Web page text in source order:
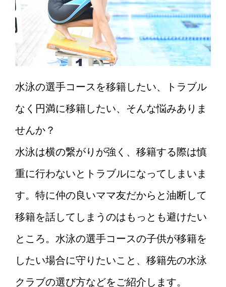
水泳の選手コースを移籍したい、トラブル
なく円満に移籍したい、そんな悩みありま
せんか？
水泳は横の繋がりが強く、移籍する際は慎
重に行わないとトラブルになってしまいま
す。特に仲の良いママ友だからと油断して
移籍を話してしまうのはもっとも避けたい
ところ。水泳の選手コースの子供が移籍を
したい場合に守りたいこと、移籍先の水泳
クラブの選び方などをご紹介します。